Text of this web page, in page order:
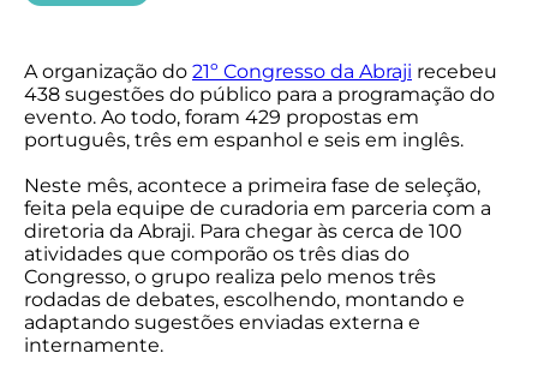
A organização do 21º Congresso da Abraji recebeu
438 sugestões do público para a programação do
evento. Ao todo, foram 429 propostas em
português, três em espanhol e seis em inglês.
Neste mês, acontece a primeira fase de seleção,
feita pela equipe de curadoria em parceria com a
diretoria da Abraji. Para chegar às cerca de 100
atividades que comporão os três dias do
Congresso, o grupo realiza pelo menos três
rodadas de debates, escolhendo, montando e
adaptando sugestões enviadas externa e
internamente.